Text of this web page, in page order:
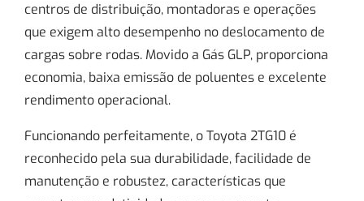
centros de distribuição, montadoras e operações
que exigem alto desempenho no deslocamento de
cargas sobre rodas. Movido a Gás GLP, proporciona
economia, baixa emissão de poluentes e excelente
rendimento operacional.
Funcionando perfeitamente, o Toyota 2TG10 é
reconhecido pela sua durabilidade, facilidade de
manutenção e robustez, características que